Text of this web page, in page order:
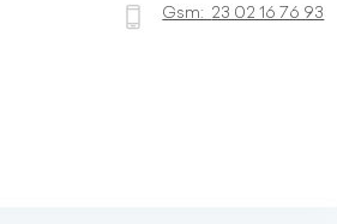
Gsm: 23 02 16 76 93